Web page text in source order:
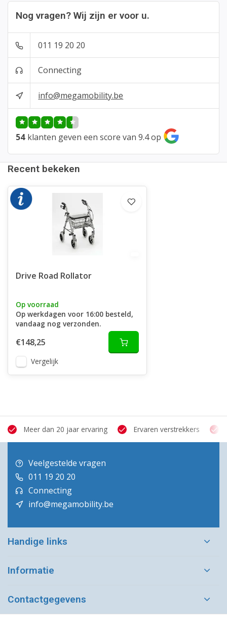
Nog vragen? Wij zijn er voor u.
011 19 20 20
Connecting
info@megamobility.be
54 klanten geven een score van 9.4 op
Recent bekeken
Drive Road Rollator
Op voorraad
Op werkdagen voor 16:00 besteld,
vandaag nog verzonden.
€148,25
Vergelijk
Meer dan 20 jaar ervaring Ervaren verstrekkers
Veelgestelde vragen
011 19 20 20
Connecting
info@megamobility.be
Handige links
Informatie
Contactgegevens